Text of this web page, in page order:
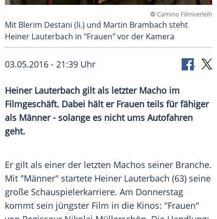
©Camino Filmverleih
Mit Blerim Destani (li.) und Martin Brambach steht
Heiner Lauterbach in "Frauen" vor der Kamera
03.05.2016 - 21:39 Uhr
Heiner Lauterbach gilt als letzter Macho im
Filmgeschäft. Dabei hält er Frauen teils für fähiger
als Männer - solange es nicht ums Autofahren
geht.
Er gilt als einer der letzten Machos seiner Branche.
Mit "Männer" startete Heiner Lauterbach (63) seine
große Schauspielerkarriere. Am Donnerstag
kommt sein jüngster Film in die Kinos: "Frauen"